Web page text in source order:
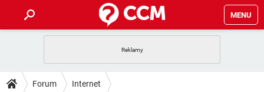
MENU
GRY
PORADY
Forum Internet